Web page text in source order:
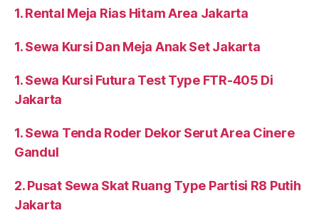
1. Rental Meja Rias Hitam Area Jakarta
1. Sewa Kursi Dan Meja Anak Set Jakarta
1. Sewa Kursi Futura Test Type FTR-405 Di
Jakarta
1. Sewa Tenda Roder Dekor Serut Area Cinere
Gandul
2. Pusat Sewa Skat Ruang Type Partisi R8 Putih
Jakarta